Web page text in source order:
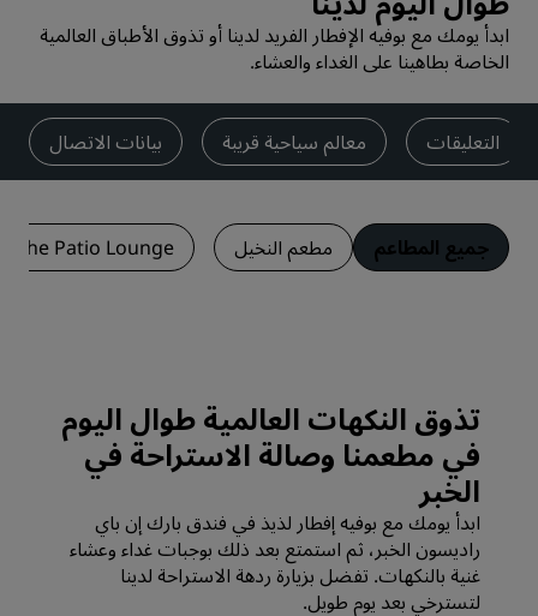
ابدأ يومك مع بوفيه الإفطار الفريد لدينا أو تذوق الأطباق العالمية
الخاصة بطاهينا على الغداء والعشاء.
التعليقات معالم سياحية قريبة بيانات الاتصال
جميع المطاعم مطعم النخيل The Patio Lounge
تذوق النكهات العالمية طوال اليوم
في مطعمنا وصالة الاستراحة في
الخبر
ابدأ يومك مع بوفيه إفطار لذيذ في فندق بارك إن باي
راديسون الخبر، ثم استمتع بعد ذلك بوجبات غداء وعشاء
غنية بالنكهات. تفضل بزيارة ردهة الاستراحة لدينا
لتسترخي بعد يوم طويل.